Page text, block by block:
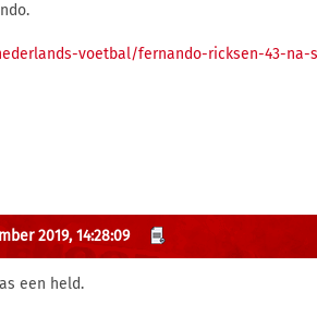
voetbal/fernando-ricksen-43-
2019, 14:28:09
een held.